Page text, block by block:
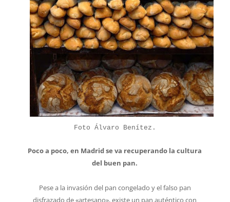
Foto Álvaro Benítez.
Poco a poco, en Madrid se va recuperando la cultura
del buen pan.
Pese a la invasión del pan congelado y el falso pan
disfrazado de «artesano», existe un pan auténtico con